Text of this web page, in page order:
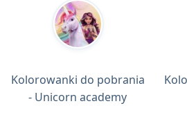
Kolorowanki do pobrania
- Unicorn academy